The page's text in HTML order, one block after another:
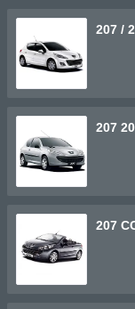
207 /
207
207